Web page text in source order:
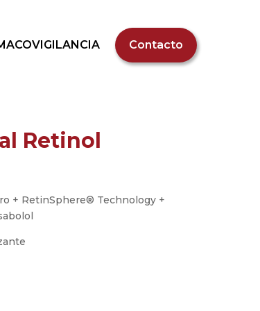
Contacto
Retinol
+ RetinSphere® Technology +